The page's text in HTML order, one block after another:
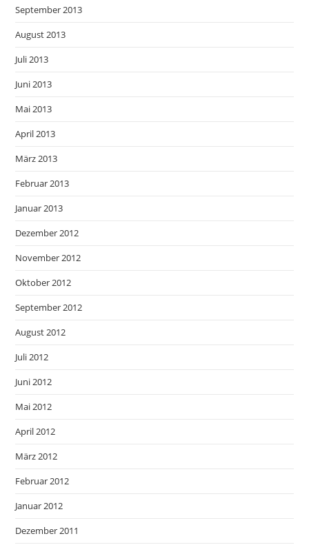
September 2013
August 2013
Juli 2013
Juni 2013
Mai 2013
April 2013
März 2013
Februar 2013
Januar 2013
Dezember 2012
November 2012
Oktober 2012
September 2012
August 2012
Juli 2012
Juni 2012
Mai 2012
April 2012
März 2012
Februar 2012
Januar 2012
Dezember 2011